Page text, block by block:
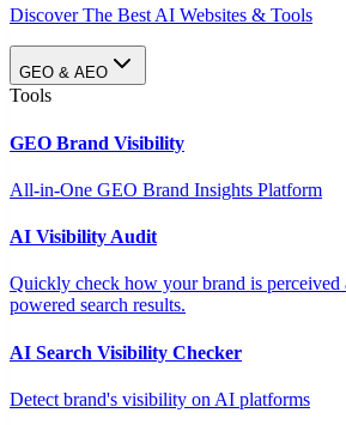
Discover The Best AI Websites & Tools
GEO & AEO
Tools
GEO Brand Visibility
All-in-One GEO Brand Insights Platform
AI Visibility Audit
Quickly check how your brand is perceived
powered search results.
AI Search Visibility Checker
Detect brand's visibility on AI platforms